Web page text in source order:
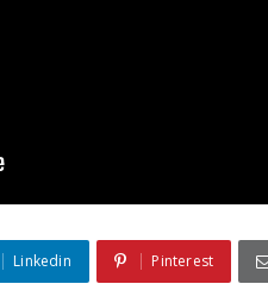
Linkedin Pinterest